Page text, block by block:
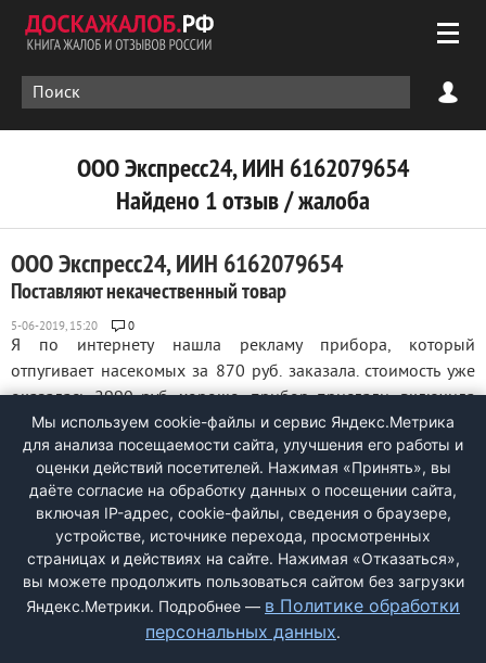
ООО Экспресс24, ИИН 6162079654
Найдено 1 отзыв / жалоба
ООО Экспресс24, ИИН 6162079654
Поставляют некачественный товар
0
Я по интернету нашла рекламу прибора, который
отпугивает насекомых за 870 руб. заказала. стоимость уже
оказалась 2990 руб. хорошо. прибор прислали. включила
его в сеть, излучения этого прибора должны отпугивать
насекомых, по факту получаетсЯ, что привлекает
насекомых. телефон, указанный на бланке ...
ДОБАВИТЬ ЖАЛОБУ
КОНТАКТЫ
Мы используем cookie-файлы и сервис Яндекс.Метрика
для анализа посещаемости сайта, улучшения его работы и
оценки действий посетителей. Нажимая «Принять», вы
даёте согласие на обработку данных о посещении сайта,
включая IP-адрес, cookie-файлы, сведения о браузере,
устройстве, источнике перехода, просмотренных
страницах и действиях на сайте. Нажимая «Отказаться»,
вы можете продолжить пользоваться сайтом без загрузки
Яндекс.Метрики. Подробнее — в Политике обработки
персональных данных.